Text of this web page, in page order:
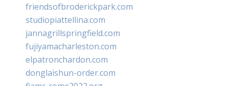
friendsofbroderickpark.com
studiopiattellina.com
jannagrillspringfield.com
fujiyamacharleston.com
elpatronchardon.com
donglaishun-order.com